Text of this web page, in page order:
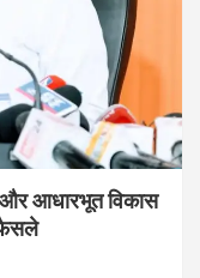
और आधारभूत विकास
फैसले